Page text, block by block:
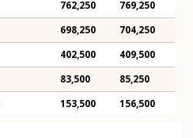
762,250 769,250
698,250 704,250
402,500 409,500
83,500 85,250
153,500 156,500